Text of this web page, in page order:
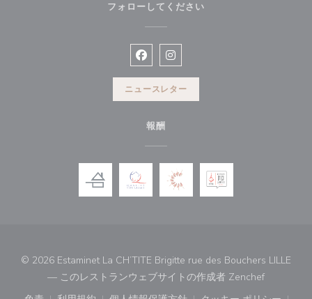
フォローしてください
Facebook ((新しいウィンドウで
Instagram ((新しいウィンド
ニュースレター
報酬
© 2026 Estaminet La CH’TITE Brigitte rue des Bouchers LILLE
— このレストランウェブサイトの作成者 Zenchef((新しいウ